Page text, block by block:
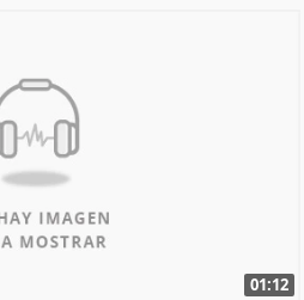
01:12